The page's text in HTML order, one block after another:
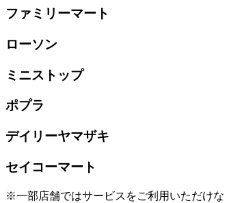
ファミリーマート
ローソン
ミニストップ
ポプラ
デイリーヤマザキ
セイコーマート
※一部店舗ではサービスをご利用いただけな